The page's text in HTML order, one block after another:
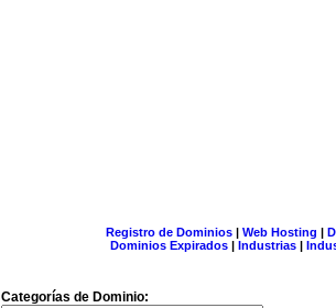
Registro de Dominios| Web Hosting |
Dominios Expirados | Industrias |
Categorías de Dominio: